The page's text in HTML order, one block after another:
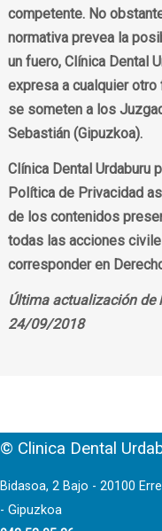
competente. No
normativa prevea la
un fuero, Clínica Dental
expresa a cualquier
se someten a los
Sebastián (Gipuzkoa).
Clínica Dental Urdaburu
Política de Privacidad
de los contenidos
todas las acciones
corresponder en
Última actualización de
24/09/2018
© Clinica Dental
Bidasoa, 2 Bajo - 20100
- Gipuzkoa